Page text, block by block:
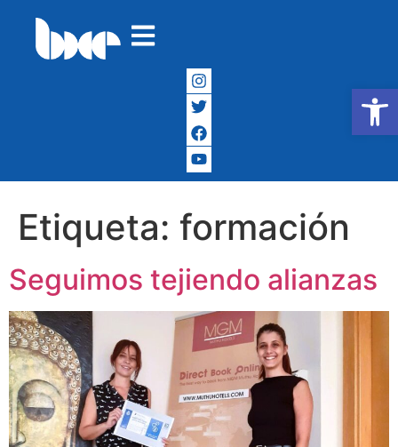
Abrir
Etiqueta: formación
Seguimos tejiendo alianzas